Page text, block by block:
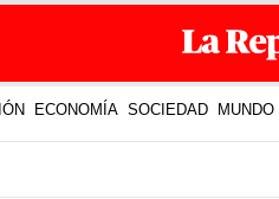
ECONOMÍA SOCIEDAD MUNDO